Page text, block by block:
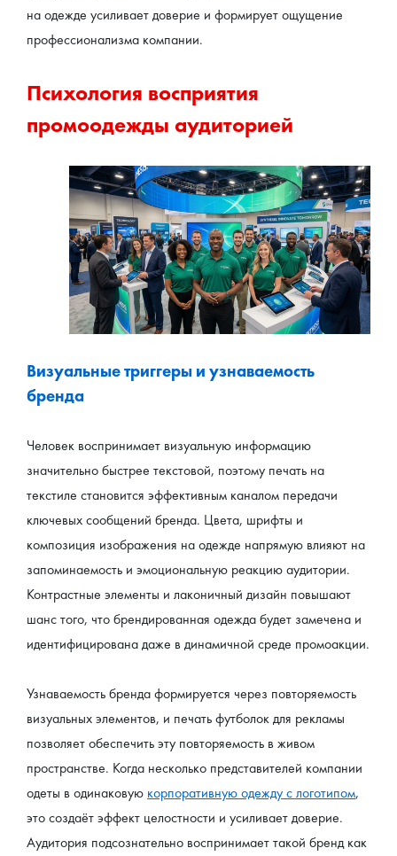
на одежде усиливает доверие и формирует ощущение
профессионализма компании.
Психология восприятия
промоодежды аудиторией
Визуальные триггеры и узнаваемость
бренда
Человек воспринимает визуальную информацию
значительно быстрее текстовой, поэтому печать на
текстиле становится эффективным каналом передачи
ключевых сообщений бренда. Цвета, шрифты и
композиция изображения на одежде напрямую влияют на
запоминаемость и эмоциональную реакцию аудитории.
Контрастные элементы и лаконичный дизайн повышают
шанс того, что брендированная одежда будет замечена и
идентифицирована даже в динамичной среде промоакции.
Узнаваемость бренда формируется через повторяемость
визуальных элементов, и печать футболок для рекламы
позволяет обеспечить эту повторяемость в живом
пространстве. Когда несколько представителей компании
одеты в одинаковую корпоративную одежду с логотипом,
это создаёт эффект целостности и усиливает доверие.
Аудитория подсознательно воспринимает такой бренд как